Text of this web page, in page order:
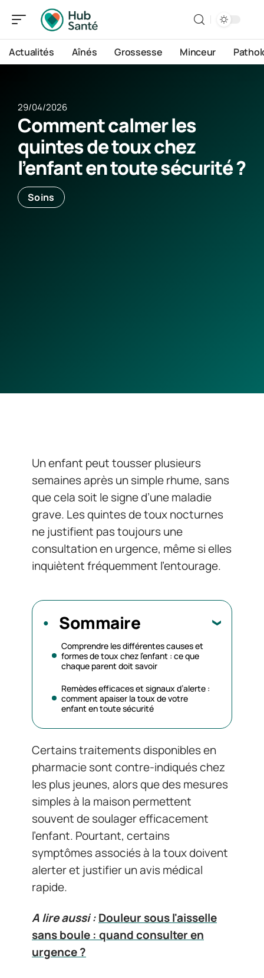
Actualités Aînés Grossesse Minceur
29/04/2026
Comment calmer les
quintes de toux chez
l’enfant en toute sécurité ?
Soins
Un enfant peut tousser plusieurs
semaines après un simple rhume, sans
que cela soit le signe d’une maladie
grave. Les quintes de toux nocturnes
ne justifient pas toujours une
consultation en urgence, même si elles
inquiètent fréquemment l’entourage.
Sommaire
Comprendre les différentes causes et
formes de toux chez l’enfant : ce que
chaque parent doit savoir
Remèdes efficaces et signaux d’alerte :
comment apaiser la toux de votre
enfant en toute sécurité
Certains traitements disponibles en
pharmacie sont contre-indiqués chez
les plus jeunes, alors que des mesures
simples à la maison permettent
souvent de soulager efficacement
l’enfant. Pourtant, certains
symptômes associés à la toux doivent
alerter et justifier un avis médical
rapide.
A lire aussi :Douleur sous l'aisselle
sans boule : quand consulter en
urgence ?